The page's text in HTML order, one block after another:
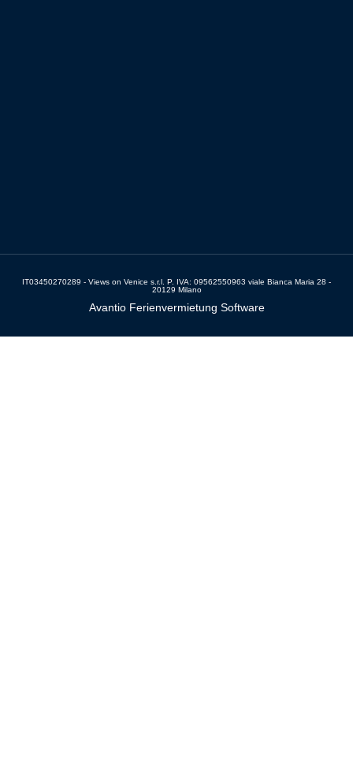
IT03450270289 - Views on Venice s.r.l. P. IVA: 09562550963 viale Bianca Maria 28 -
20129 Milano
Avantio Ferienvermietung Software